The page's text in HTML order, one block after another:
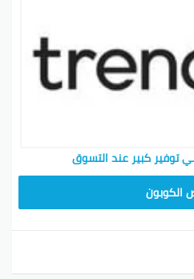
توفير كبير عند التسوق
الكوبون